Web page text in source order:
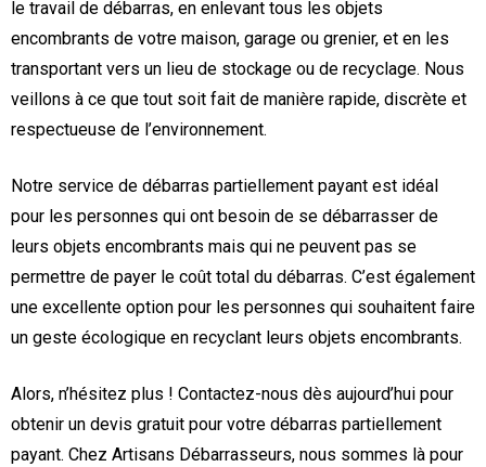
le travail de débarras, en enlevant tous les objets
encombrants de votre maison, garage ou grenier, et en les
transportant vers un lieu de stockage ou de recyclage. Nous
veillons à ce que tout soit fait de manière rapide, discrète et
respectueuse de l’environnement.
Notre service de débarras partiellement payant est idéal
pour les personnes qui ont besoin de se débarrasser de
leurs objets encombrants mais qui ne peuvent pas se
permettre de payer le coût total du débarras. C’est également
une excellente option pour les personnes qui souhaitent faire
un geste écologique en recyclant leurs objets encombrants.
Alors, n’hésitez plus ! Contactez-nous dès aujourd’hui pour
obtenir un devis gratuit pour votre débarras partiellement
payant. Chez Artisans Débarrasseurs, nous sommes là pour